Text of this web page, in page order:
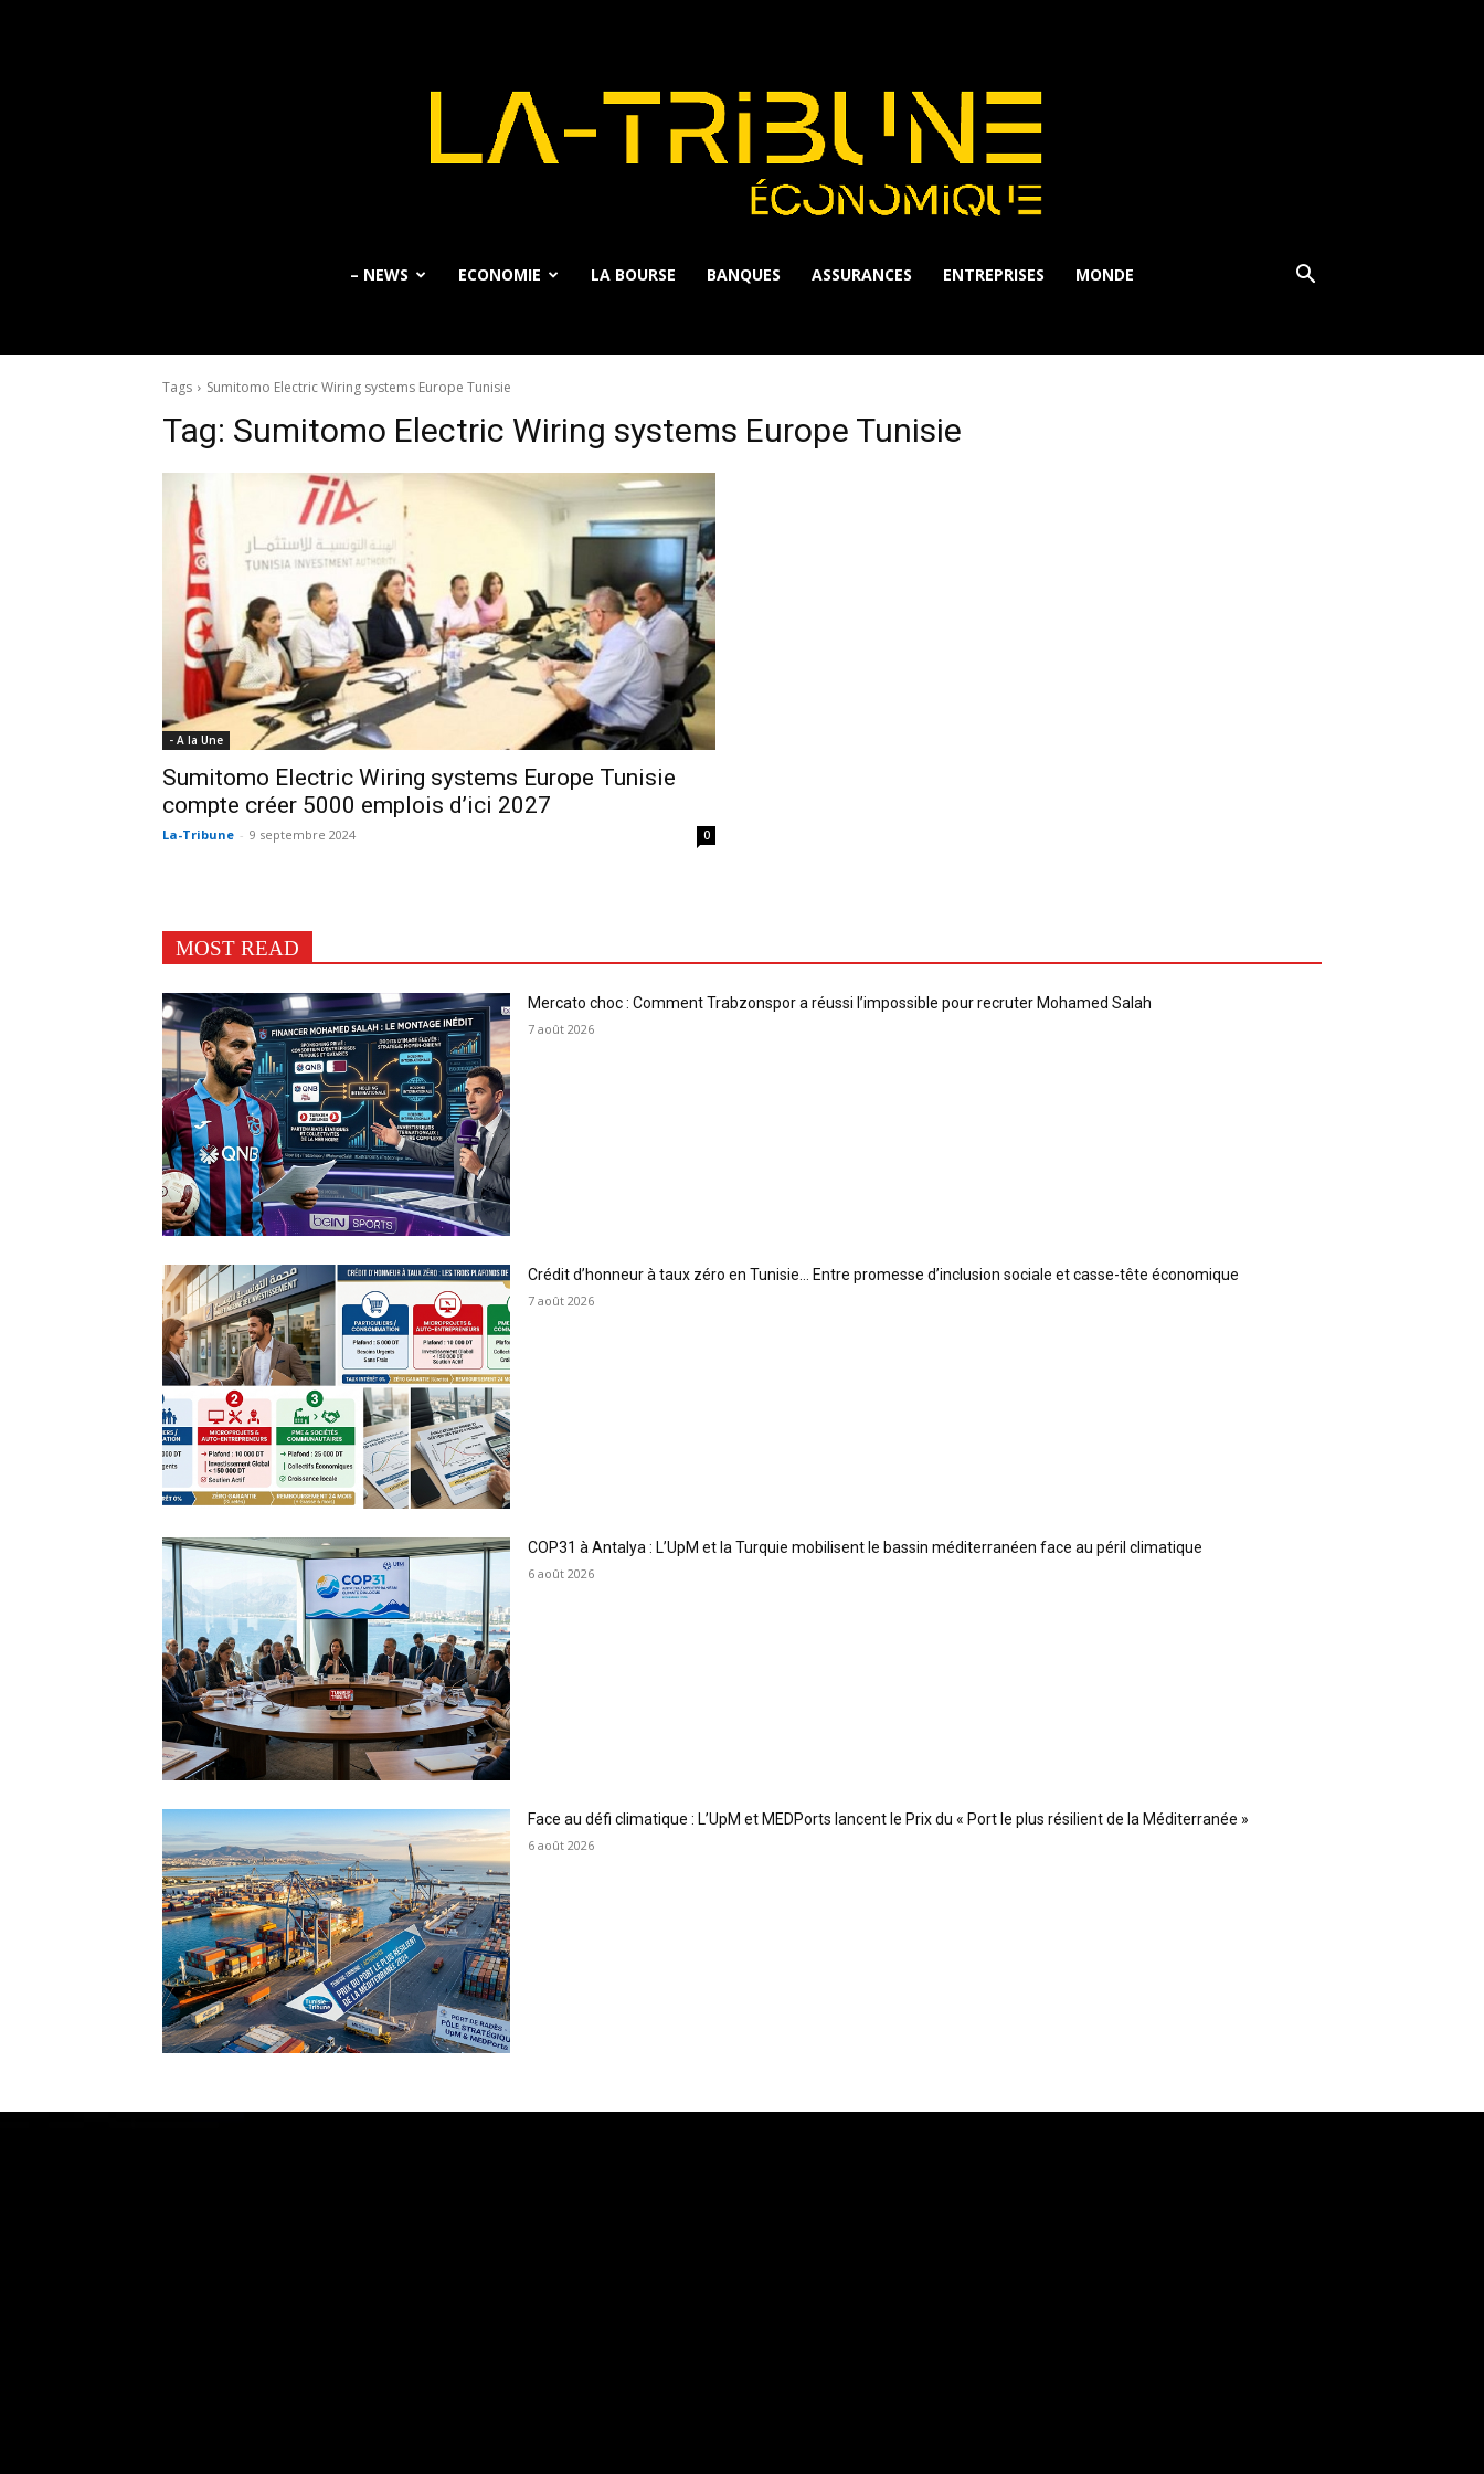
– NEWS ECONOMIE LA BOURSE BANQUES ASSURANCES ENTREPRISES MONDE
Tags Sumitomo Electric Wiring systems Europe Tunisie
Tag: Sumitomo Electric Wiring systems Europe Tunisie
- A la Une
Sumitomo Electric Wiring systems Europe Tunisie
compte créer 5000 emplois d’ici 2027
La-Tribune - 9 septembre 2024 0
MOST READ
Mercato choc : Comment Trabzonspor a réussi l’impossible pour recruter Mohamed Salah
7 août 2026
Crédit d’honneur à taux zéro en Tunisie… Entre promesse d’inclusion sociale et casse-tête économique
7 août 2026
COP31 à Antalya : L’UpM et la Turquie mobilisent le bassin méditerranéen face au péril climatique
6 août 2026
Face au défi climatique : L’UpM et MEDPorts lancent le Prix du « Port le plus résilient de la Méditerranée »
6 août 2026